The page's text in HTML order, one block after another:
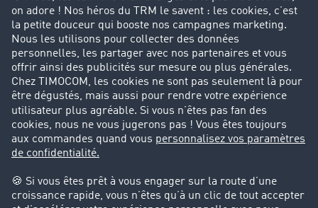
Entreprise
Parrainage clients
Success Stories
Cadre légal
Mentions légales
Protection des données